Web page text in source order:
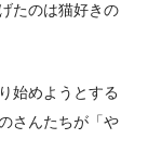
たのは猫好きの
始めようとする
さんたちが「や